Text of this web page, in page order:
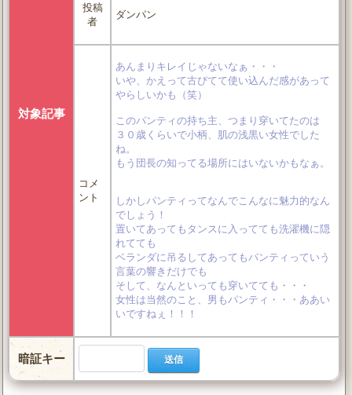
対象記事
投稿
者
ダンパン
コメ
ント
あんまりキレイじゃないなぁ・・・
いや、かえって古びてて使い込んだ感があって
やらしいかも（笑）
このパンティの持ち主、つまり穿いてたのは
３０歳くらいで小柄、肌の浅黒い女性でした
ね。
もう団長の知ってる場所にはいないかもなぁ。
しかしパンティってなんでこんなに魅力的なん
でしょう！
置いてあってもタンスに入ってても洗濯機に隠
れてても
ベランダに吊るしてあってもパンティっていう
言葉の響きだけでも
そして、なんといっても穿いてても・・・
女性は当然のこと、男もパンティ・・・ああい
いですねぇ！！！
暗証キー